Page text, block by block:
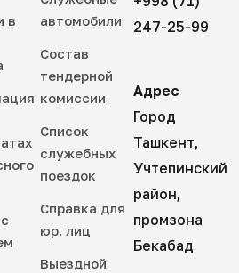
в
автомобили
Состав
тендерной
комиссии
Список
служебных
поездок
Справка для
юр. лиц
Выездной
247-25-99
Адрес
Город
Ташкент,
Учтепинский
район,
промзона
Бекабад